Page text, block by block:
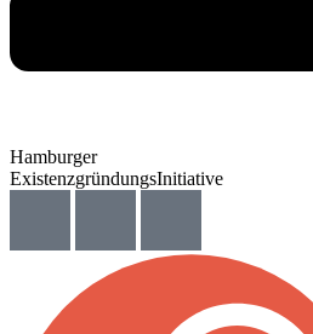
Hamburger
ExistenzgründungsInitiative